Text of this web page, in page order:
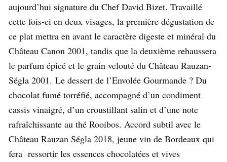
aujourd’hui signature du Chef David Bizet. Travaillé
cette fois-ci en deux visages, la première dégustation de
ce plat mettra en avant le caractère digeste et minéral du
Château Canon 2001, tandis que la deuxième rehaussera
le parfum épicé et le grain velouté du Château Rauzan-
Ségla 2001. Le dessert de l’Envolée Gourmande ? Du
chocolat fumé torréfié, accompagné d’un condiment
cassis vinaigré, d’un croustillant salin et d’une note
rafraîchissante au thé Rooibos. Accord subtil avec le
Château Rauzan Ségla 2018, jeune vin de Bordeaux qui
fera ressortir les essences chocolatées et vives